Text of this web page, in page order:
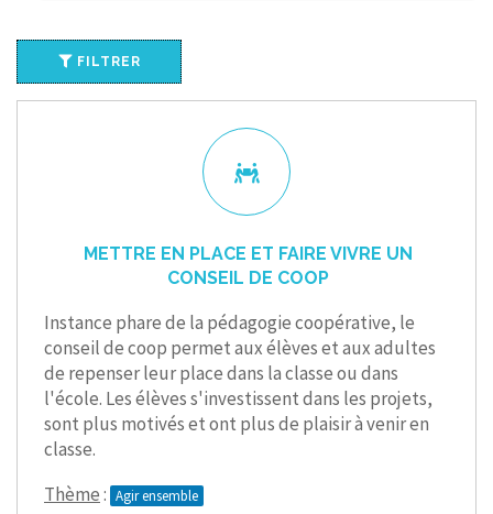
FILTRER
METTRE EN PLACE ET FAIRE VIVRE UN
CONSEIL DE COOP
Instance phare de la pédagogie coopérative, le
conseil de coop permet aux élèves et aux adultes
de repenser leur place dans la classe ou dans
l'école. Les élèves s'investissent dans les projets,
sont plus motivés et ont plus de plaisir à venir en
classe.
Thème: Agir ensemble